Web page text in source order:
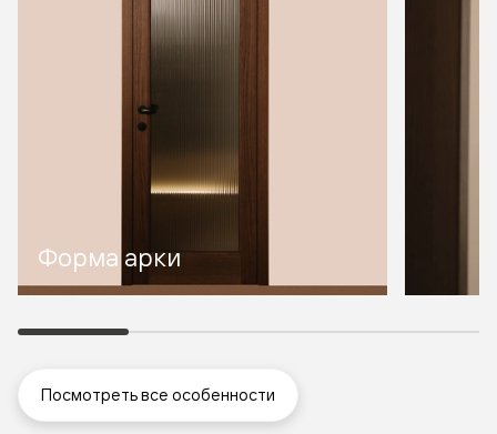
Форма арки
Посмотреть все особенности